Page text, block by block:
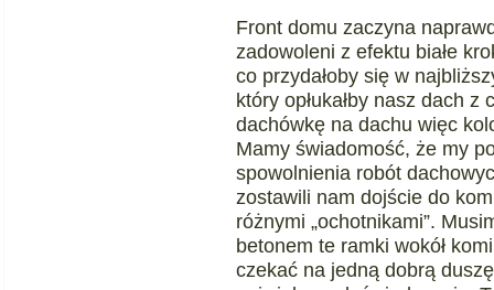
Front domu zaczyna
zadowoleni z efektu białe
co przydałoby się w
który opłukałby nasz dach
dachówkę na dachu więc
Mamy świadomość, że my
spowolnienia robót
zostawili nam dojście do
różnymi „ochotnikami”.
betonem te ramki wokół
czekać na jedną dobrą